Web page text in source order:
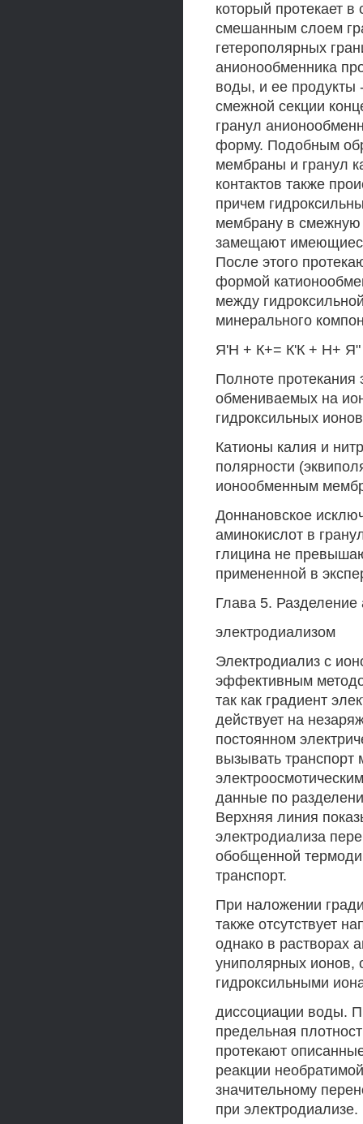
который протекает
смешанным слоем
гетерополярных
анионообменника
воды, и ее продукты
смежной секции
гранул
форму. Подобным
мембраны и гранул
контактов также
причем
мембрану в
замещают
После этого
формой
между
минерального
Я'Н + К+= К'К + Н+
Полноте протекания
обмениваемых на
гидроксильных ионов
Катионы калия и
полярности
ионообменным
Доннановское
аминокислот в
глицина не
примененной в
Глава 5.
электродиализом
Электродиализ с
эффективным
так как градиент
действует на
постоянном
вызывать транспорт
данные по
Верхняя линия
электродиализа
обобщенной
транспорт.
При наложении
также отсутствует
однако в растворах
униполярных ионов,
гидроксильными
диссоциации воды.
предельная
протекают
реакции
значительному
при электродиализе.